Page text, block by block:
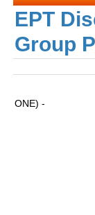
EPT
Group
ONE) -